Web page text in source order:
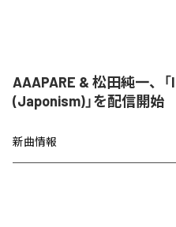
AAAPARE & 松田純一、「
(Japonism)」を配信開始
新曲情報